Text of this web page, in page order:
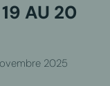
AU 20
2025